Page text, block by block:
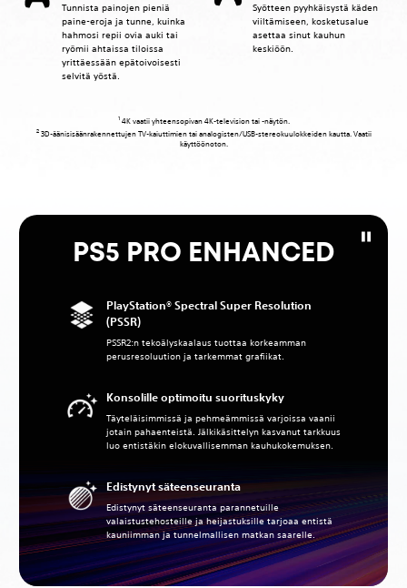
Tunnista painojen pieniä
paine-eroja ja tunne, kuinka
hahmosi repii ovia auki tai
ryömii ahtaissa tiloissa
yrittäessään epätoivoisesti
selvitä yöstä.
Syötteen pyyhkäisystä käden
viiltämiseen, kosketusalue
asettaa sinut kauhun
keskiöön.
14K vaatii yhteensopivan 4K-television tai -näytön.
23D-äänisisäänrakennettujen TV-kaiuttimien tai analogisten/USB-stereokuulokkeiden kautta. Vaatii
käyttöönoton.
PS5 PRO ENHANCED
PlayStation® Spectral Super Resolution
(PSSR)
PSSR2:n tekoälyskaalaus tuottaa korkeamman
perusresoluution ja tarkemmat grafiikat.
Konsolille optimoitu suorituskyky
Täyteläisimmissä ja pehmeämmissä varjoissa vaanii
jotain pahaenteistä. Jälkikäsittelyn kasvanut tarkkuus
luo entistäkin elokuvallisemman kauhukokemuksen.
Edistynyt säteenseuranta
Edistynyt säteenseuranta parannetuille
valaistustehosteille ja heijastuksille tarjoaa entistä
kauniimman ja tunnelmallisen matkan saarelle.